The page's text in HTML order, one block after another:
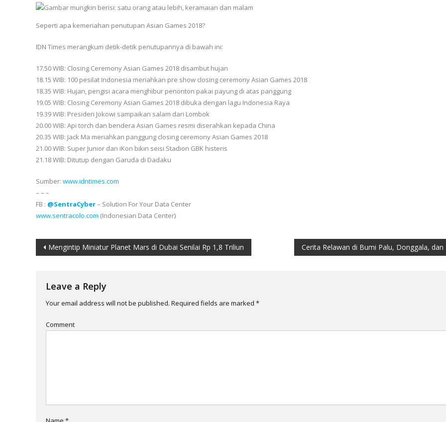
Seperti apa kemeriahan penutupan Asian Games 2018?
IDN Times merangkum detik-detik penutupannya di bawah ini:
17.50 WIB: Closing Ceremony Asian Games 2018 disambut hujan
18.15 WIB: 100 pesilat Indonesia meriahkan pre show closing ceremony Asian Games 2018
18.35 WIB: Hujan, pengisi acara menghibur penonton pakai payung di atas panggung
19.05 WIB: Closing Ceremony Asian Games 2018 dibuka dengan lagu Indonesia Raya
19.39 WIB: Presiden Jokowi sampaikan salam dari Lombok
20.00 WIB: Api torch dan bendera Asian Games resmi diserahkan kepada China
20.35 WIB: Jack Ma meriahkan panggung closing ceremony Asian Games 2018
21.00 WIB: Super Junior dan iKon bikin seisi Stadion GBK histeris
21.18 WIB: Ditutup dengan Garuda di Dadaku
Sumber: www.idntimes.com
– – –
FB : @SentraCyber– Solution For Your Data Center
www.sentracolo.com (Indonesian Data Center)
Post
Mengintip Miniatur Planet Mars di Dubai Senilai Rp 1,8 Triliun Cerita Relawan di Bumi Palu, Donggala, dan
Leave a Reply
Your email address will not be published. Required fields are marked *
Comment